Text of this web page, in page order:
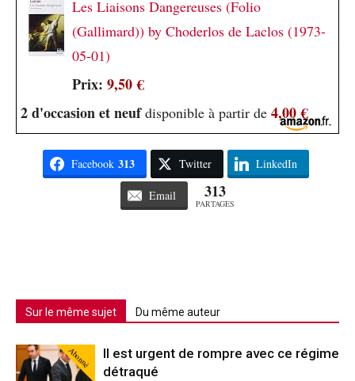
Les Liaisons Dangereuses (Folio
(Gallimard)) by Choderlos de Laclos (1973-
05-01)
Prix: 9,50 €
2 d'occasion et neufdisponible à partir de 4,00 €
Facebook 313 Twitter LinkedIn
Email 313
PARTAGES
Sur le même sujet Du même auteur
Abonné
Il est urgent de rompre avec ce régime
détraqué